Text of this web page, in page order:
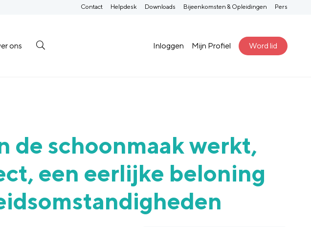
ons Inloggen Mijn Profiel Word lid
Contact Helpdesk Downloads Bijeenkomsten & Opleidingen Pers
de schoonmaak werkt,
een eerlijke beloning